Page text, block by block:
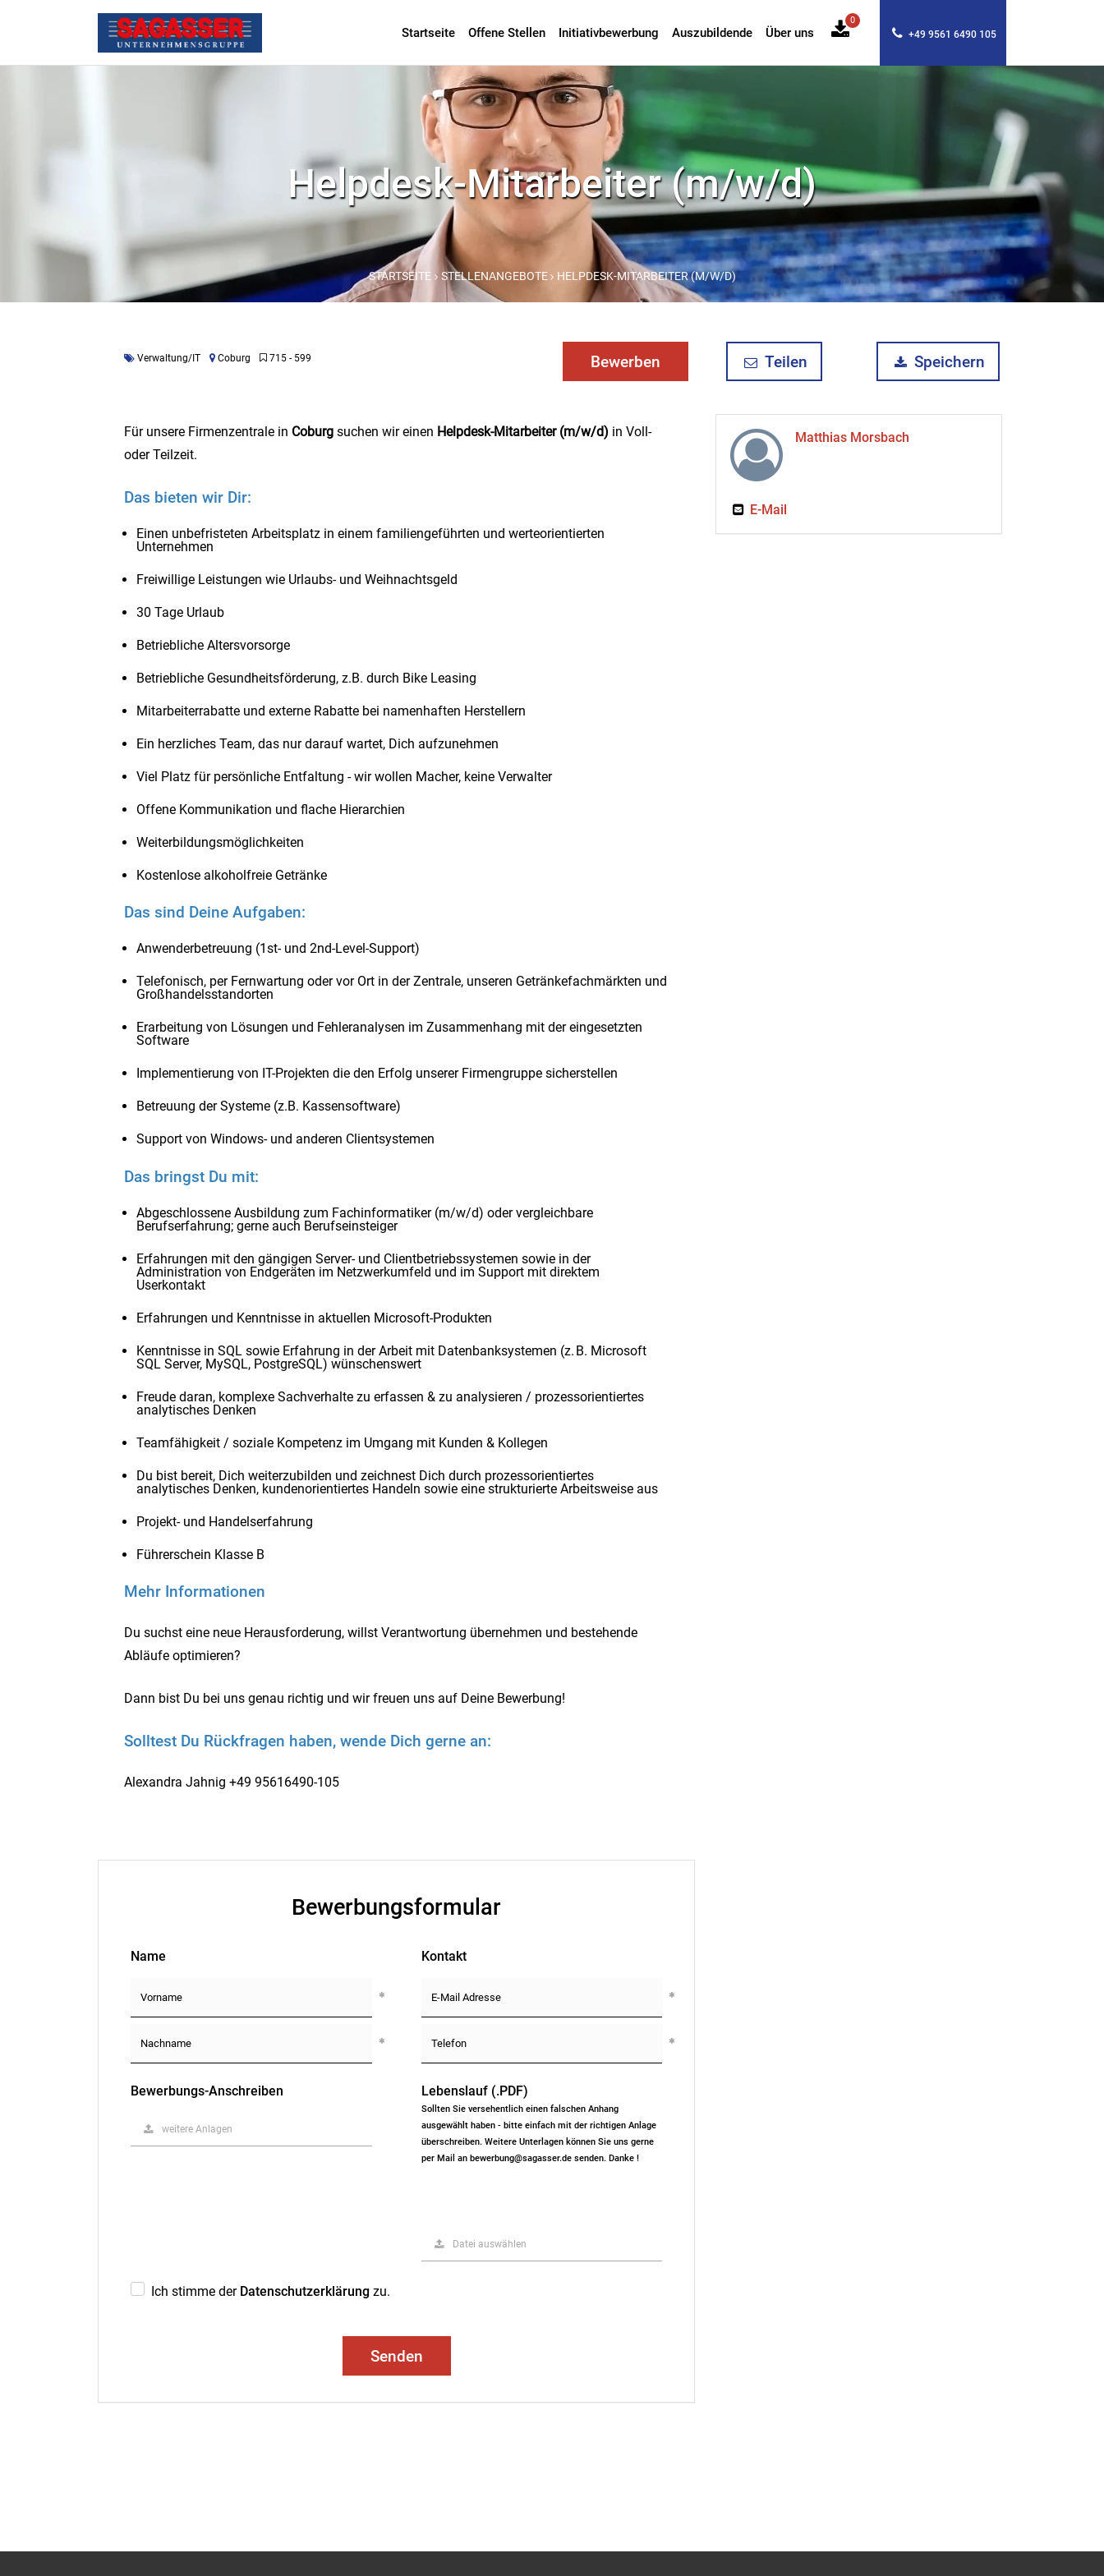
+49 9561 6490 105
Startseite Offene Stellen Initiativbewerbung Auszubildende Über uns
0
Helpdesk-Mitarbeiter (m/w/d)
STARTSEITE STELLENANGEBOTE HELPDESK-MITARBEITER (M/W/D)
Verwaltung/IT Coburg 715 - 599 Bewerben Teilen Speichern
Für unsere Firmenzentrale in Coburg suchen wir einen Helpdesk-Mitarbeiter (m/w/d) in Voll-
oder Teilzeit.
Das bieten wir Dir:
Einen unbefristeten Arbeitsplatz in einem familiengeführten und werteorientierten
Unternehmen
Freiwillige Leistungen wie Urlaubs- und Weihnachtsgeld
30 Tage Urlaub
Betriebliche Altersvorsorge
Betriebliche Gesundheitsförderung, z.B. durch Bike Leasing
Mitarbeiterrabatte und externe Rabatte bei namenhaften Herstellern
Ein herzliches Team, das nur darauf wartet, Dich aufzunehmen
Viel Platz für persönliche Entfaltung - wir wollen Macher, keine Verwalter
Offene Kommunikation und flache Hierarchien
Weiterbildungsmöglichkeiten
Kostenlose alkoholfreie Getränke
Das sind Deine Aufgaben:
Anwenderbetreuung (1st- und 2nd-Level-Support)
Telefonisch, per Fernwartung oder vor Ort in der Zentrale, unseren Getränkefachmärkten und
Großhandelsstandorten
Erarbeitung von Lösungen und Fehleranalysen im Zusammenhang mit der eingesetzten
Software
Implementierung von IT-Projekten die den Erfolg unserer Firmengruppe sicherstellen
Betreuung der Systeme (z.B. Kassensoftware)
Support von Windows- und anderen Clientsystemen
Das bringst Du mit:
Abgeschlossene Ausbildung zum Fachinformatiker (m/w/d) oder vergleichbare
Berufserfahrung; gerne auch Berufseinsteiger
Erfahrungen mit den gängigen Server- und Clientbetriebssystemen sowie in der
Administration von Endgeräten im Netzwerkumfeld und im Support mit direktem
Userkontakt
Erfahrungen und Kenntnisse in aktuellen Microsoft-Produkten
Kenntnisse in SQL sowie Erfahrung in der Arbeit mit Datenbanksystemen (z. B. Microsoft
SQL Server, MySQL, PostgreSQL) wünschenswert
Freude daran, komplexe Sachverhalte zu erfassen & zu analysieren / prozessorientiertes
analytisches Denken
Teamfähigkeit / soziale Kompetenz im Umgang mit Kunden & Kollegen
Du bist bereit, Dich weiterzubilden und zeichnest Dich durch prozessorientiertes
analytisches Denken, kundenorientiertes Handeln sowie eine strukturierte Arbeitsweise aus
Projekt- und Handelserfahrung
Führerschein Klasse B
Mehr Informationen
Du suchst eine neue Herausforderung, willst Verantwortung übernehmen und bestehende
Abläufe optimieren?
Dann bist Du bei uns genau richtig und wir freuen uns auf Deine Bewerbung!
Solltest Du Rückfragen haben, wende Dich gerne an:
Alexandra Jahnig +49 95616490-105
Bewerbungsformular
Name
Bewerbungs-Anschreiben
weitere Anlagen
Kontakt
Lebenslauf (.PDF)
Sollten Sie versehentlich einen falschen Anhang
ausgewählt haben - bitte einfach mit der richtigen Anlage
überschreiben. Weitere Unterlagen können Sie uns gerne
per Mail an bewerbung@sagasser.de senden. Danke !
Datei auswählen
Ich stimme der Datenschutzerklärung zu.
Senden
Matthias Morsbach
E-Mail